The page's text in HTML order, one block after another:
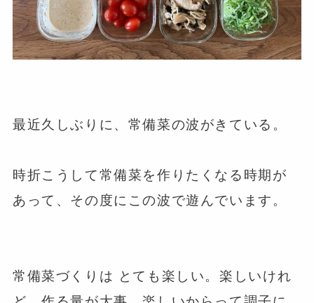
最近久しぶりに、常備菜の波がきている。
時折こうして常備菜を作りたくなる時期が
あって、その度にこの波で遊んでいます。
常備菜づくりは とても楽しい。楽しいけれ